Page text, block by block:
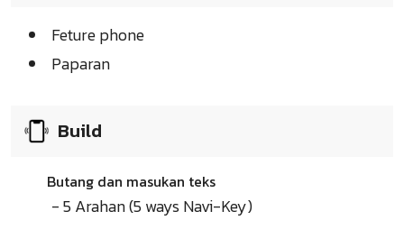
Feture phone
Paparan
Build
Butang dan masukan teks
- 5 Arahan (5 ways Navi-Key)